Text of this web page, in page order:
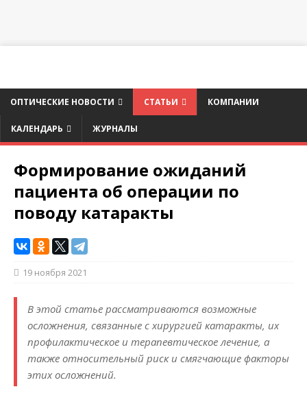
ОПТИЧЕСКИЕ НОВОСТИ СТАТЬИ КОМПАНИИ
КАЛЕНДАРЬ ЖУРНАЛЫ
Формирование ожиданий
пациента об операции по
поводу катаракты
19 ноября 2021
В этой статье рассматриваются возможные
осложнения, связанные с хирургией катаракты, их
профилактическое и терапевтическое лечение, а
также относительный риск и смягчающие факторы
этих осложнений.